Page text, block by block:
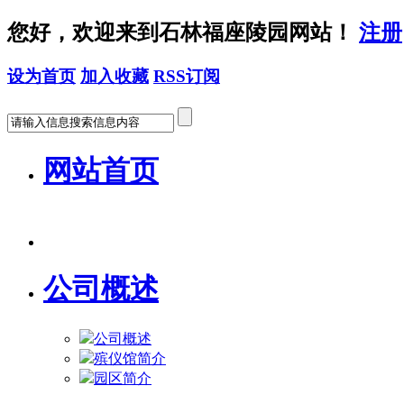
您好，欢迎来到石林福座陵园网站！ 注册
设为首页 加入收藏 RSS订阅
网站首页
公司概述
公司概述
殡仪馆简介
园区简介